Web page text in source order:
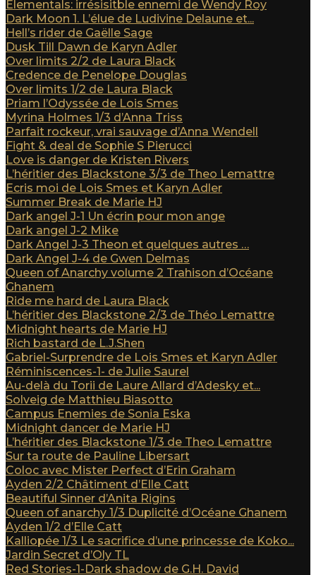
Elementals: irrésisitble ennemi de Wendy Roy
Dark Moon 1. L’élue de Ludivine Delaune et...
Hell’s rider de Gaëlle Sage
Dusk Till Dawn de Karyn Adler
Over limits 2/2 de Laura Black
Credence de Penelope Douglas
Over limits 1/2 de Laura Black
Priam l’Odyssée de Lois Smes
Myrina Holmes 1/3 d’Anna Triss
Parfait rockeur, vrai sauvage d’Anna Wendell
Fight & deal de Sophie S Pierucci
Love is danger de Kristen Rivers
L’héritier des Blackstone 3/3 de Theo Lemattre
Ecris moi de Lois Smes et Karyn Adler
Summer Break de Marie HJ
Dark angel J-1 Un écrin pour mon ange
Dark angel J-2 Mike
Dark Angel J-3 Theon et quelques autres …
Dark Angel J-4 de Gwen Delmas
Queen of Anarchy volume 2 Trahison d’Océane
Ghanem
Ride me hard de Laura Black
L’héritier des Blackstone 2/3 de Théo Lemattre
Midnight hearts de Marie HJ
Rich bastard de L.J.Shen
Gabriel-Surprendre de Lois Smes et Karyn Adler
Réminiscences-1- de Julie Saurel
Au-delà du Torii de Laure Allard d’Adesky et...
Solveig de Matthieu Biasotto
Campus Enemies de Sonia Eska
Midnight dancer de Marie HJ
L’héritier des Blackstone 1/3 de Theo Lemattre
Sur ta route de Pauline Libersart
Coloc avec Mister Perfect d’Erin Graham
Ayden 2/2 Châtiment d’Elle Catt
Beautiful Sinner d’Anita Rigins
Queen of anarchy 1/3 Duplicité d’Océane Ghanem
Ayden 1/2 d’Elle Catt
Kalliopée 1/3 Le sacrifice d’une princesse de Koko...
Jardin Secret d’Oly TL
Red Stories-1-Dark shadow de G.H. David